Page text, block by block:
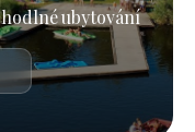
ubytování